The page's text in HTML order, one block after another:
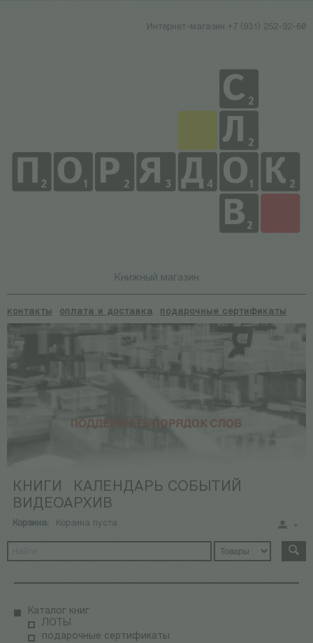
Интернет-магазин +7 (931) 252-92-60
Книжный магазин
контакты оплата и доставка подарочные сертификаты
КНИГИ
КАЛЕНДАРЬ СОБЫТИЙ
ВИДЕОАРХИВ
Корзина: Корзина пуста
Каталог книг
ЛОТЫ
подарочные сертификаты